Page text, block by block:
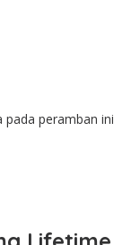
pada peramban ini